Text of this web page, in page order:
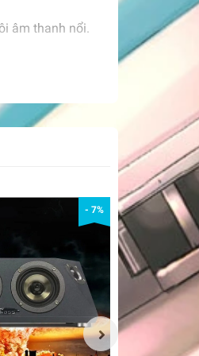
âm thanh nổi.
pin lithium 3.7V
và GND.
bảng khuếch
- 7%